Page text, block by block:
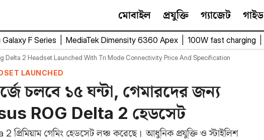
মোবাইল প্রযুক্তি গ্যাজেট গাইড
F Series MediaTek Dimensity 6360 Apex 100W fast charging
Delta 2 Headset Launched With Tri Mode Connectivity Price And Specification
LAUNCHED
চলবে ১৫ ঘন্টা, গেমারদের জন্য
ROG Delta 2 হেডসেট
প্রিমিয়াম গেমিং হেডসেট লঞ্চ করেছে। আধুনিক প্রযুক্তি ও স্টাইলিশ